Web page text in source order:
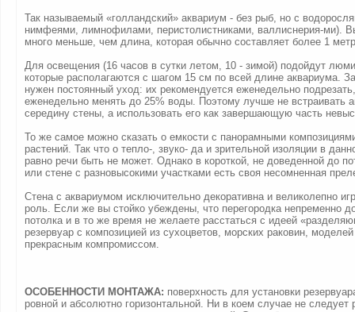
Так называемый «голландский» аквариум - без рыб, но с
нимфеями, лимнофилами, перистолистниками, валлиснерия-ми).
много меньше, чем длина, которая обычно составляет более 1
Для освещения (16 часов в сутки летом, 10 - зимой) подойдут
которые располагаются с шагом 15 см по всей длине аквариума.
нужен постоянный уход: их рекомендуется еженедельно
еженедельно менять до 25% воды. Поэтому лучше не встраивать
середину стены, а использовать его как завершающую часть
То же самое можно сказать о емкости с панорамными
растений. Так что о тепло-, звуко- да и зрительной изоляции в
равно речи быть не может. Однако в короткой, не доведенной до
или стене с разновысокими участками есть своя несомненная
Стена с аквариумом исключительно декоративна и великолепно
роль. Если же вы стойко убеждены, что перегородка непременно
потолка и в то же время не желаете расстаться с идеей
резервуар с композицией из сухоцветов, морских раковин,
прекрасным компромиссом.
ОСОБЕННОСТИ МОНТАЖА: поверхность для установки
ровной и абсолютно горизонтальной. Ни в коем случае не следует